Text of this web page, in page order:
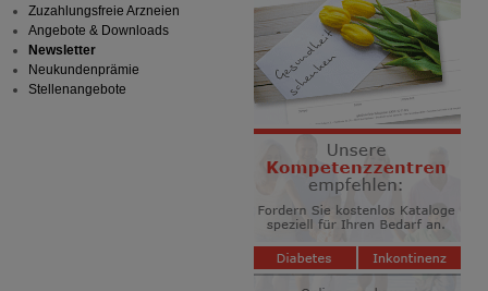
Zuzahlungsfreie Arzneien
Angebote & Downloads
Newsletter
Neukundenprämie
Stellenangebote